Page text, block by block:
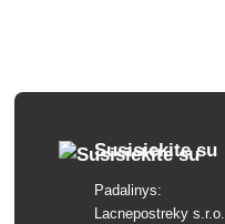
Susisiekite su
Padalinys:
Lacnepostreky s.r.o.